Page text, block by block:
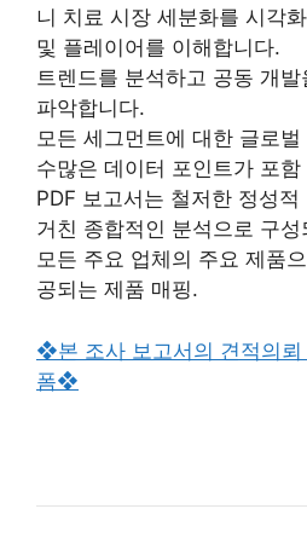
니 치료 시장 세분화를 시각
및 플레이어를 이해합니다.
트렌드를 분석하고 공동 개
파악합니다.
모든 세그먼트에 대한 글로
수많은 데이터 포인트가 포
PDF 보고서는 철저한 정성
거친 종합적인 분석으로 구
모든 주요 업체의 주요 제품
공되는 제품 매핑.
❖본 조사 보고서의 견적의
폼❖